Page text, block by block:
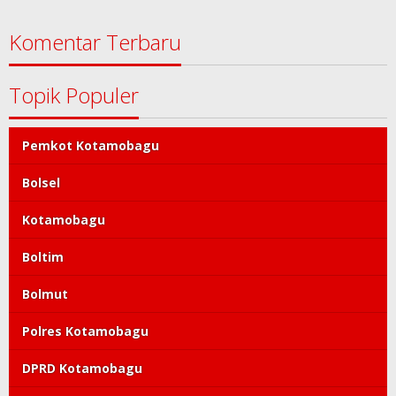
Komentar Terbaru
Topik Populer
Pemkot Kotamobagu
Bolsel
Kotamobagu
Boltim
Bolmut
Polres Kotamobagu
DPRD Kotamobagu